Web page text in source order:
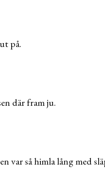
på.
där fram ju.
var så himla lång med